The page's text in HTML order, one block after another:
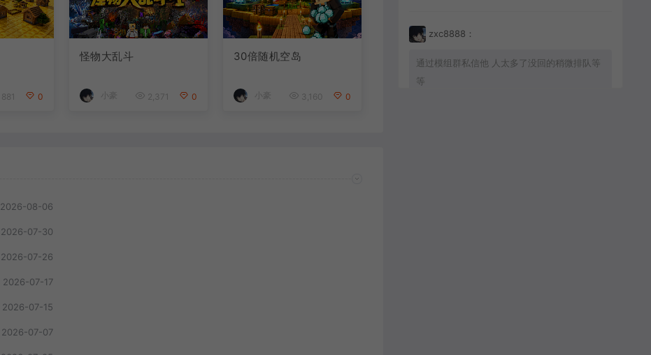
881 0
怪物大乱斗
小豪 2,371 0
30倍随机空岛
小豪 3,160 0
2026-08-06
2026-07-30
2026-07-26
2026-07-17
2026-07-15
2026-07-07
zxc8888：
通过模组群私信他 人太多了没回的稍微排队等
等